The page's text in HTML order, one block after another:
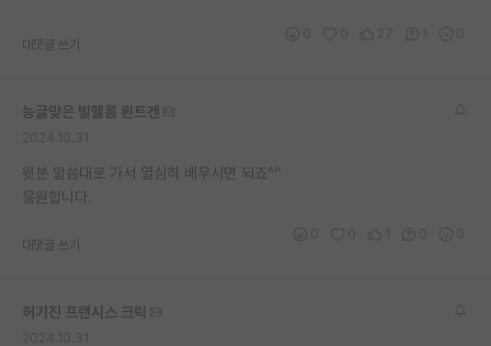
대댓글 쓰기
능글맞은 빌헬름 뢴트겐
윗분 말씀대로 가서 열심히 배우시면 되죠^^
응원합니다.
대댓글 쓰기
허기진 프랜시스 크릭